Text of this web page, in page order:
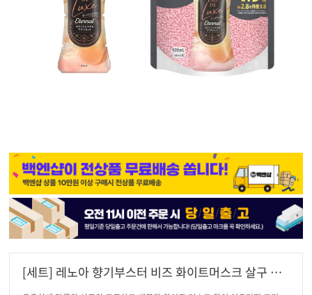
[세트] 레노아 향기부스터 비즈 화이트머스크 살구 본
품1 + 리필1